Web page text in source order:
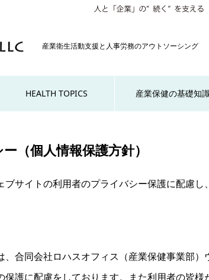
産業衛生活動支援と人事労務のアウトソーシング
HEALTH TOPICS 産業保健の基礎知
（個人情報保護方針）
サイトの利用者のプライバシー保護に配慮
、合同会社ロハスオフィス（産業保健事業
保護に配慮をしております。また利用者の皆